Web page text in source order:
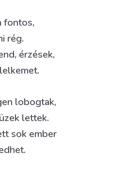
fontos,
rég.
érzések,
lobogtak,
lettek.
sok ember